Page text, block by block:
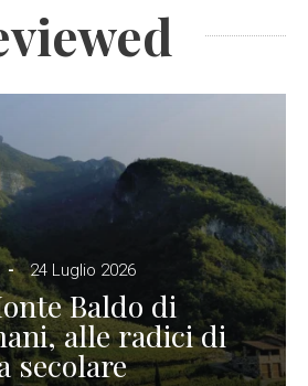
24 Luglio 2026
Baldo di
alle radici di
secolare